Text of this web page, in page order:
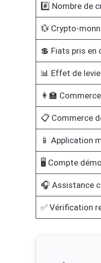
#️⃣ Nombre de
💱 Crypto-
💲 Fiats pris en
📊 Effet de
👩‍🏫
📋 Commerce
📱 Application
🖥️ Compte
🎧 Assistance
✅ Vérification